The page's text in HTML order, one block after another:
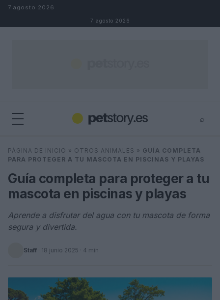
Saltar al contenido
7 agosto 2026
7 agosto 2026
⌕
Buscar ⌕ ×
PÁGINA DE INICIO » OTROS ANIMALES » GUÍA COMPLETA
PARA PROTEGER A TU MASCOTA EN PISCINAS Y PLAYAS
Guía completa para proteger a tu
mascota en piscinas y playas
Aprende a disfrutar del agua con tu mascota de forma
segura y divertida.
Staff · 18 junio 2025 · 4 min